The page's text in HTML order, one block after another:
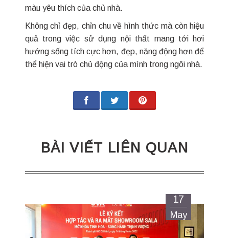
màu yêu thích của chủ nhà.
Không chỉ đẹp, chỉn chu về hình thức mà còn hiệu
quả trong việc sử dụng nội thất mang tới hơi
hướng sống tích cực hơn, đẹp, năng động hơn để
thể hiện vai trò chủ động của mình trong ngôi nhà.
BÀI VIẾT LIÊN QUAN
17
May